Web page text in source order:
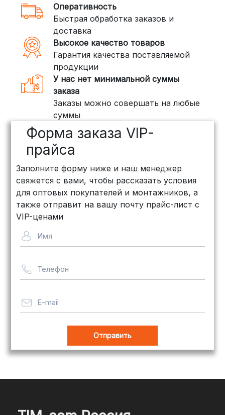
3. Доставка крупногабаритных грузов
(ПЭК, КИТ, Байкал Сервис)
Если ваш заказ включает большие или
тяжелые товары, мы рекомендуем
воспользоваться услугами компаний,
специализирующихся на доставке
грузов:
ПЭК: Сроки доставки — от 3 до 10
дней, стоимость рассчитывается
индивидуально (минимум
рублей
объемных заказов. Сроки — от 3
дней, стоимость — от500 рублей
Байкал Сервис: Идеально подходит
для крупногабаритных товаров.
рассчитывается индивидуально
Важно! Мы заботимся о том, чтобы
целости и сохранности, независимо
от их размера.
максимально удобным и безопасным
Оперативность
Быстрая обработка заказов и
доставка
Высокое качество товаров
Гарантия качества поставляемой
продукции
У нас нет минимальной суммы
заказа
Заказы можно совершать на любые
суммы
Форма заказа VIP-
прайса
Заполните форму ниже и наш менеджер
свяжется с вами, чтобы рассказать условия
для оптовых покупателей и монтажников, а
также отправит на вашу почту прайс-лист с
VIP-ценами
Имя
Телефон
E-mail